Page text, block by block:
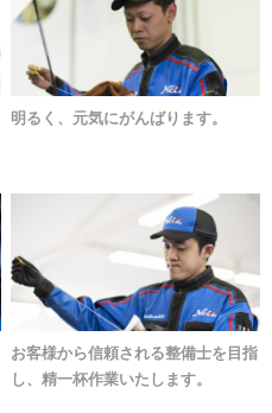
明るく、元気にがんばります。
お客様から信頼される整備士を目指
し、精一杯作業いたします。